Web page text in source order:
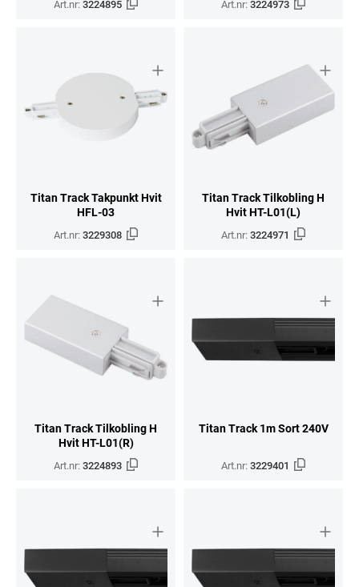
Art.nr:3224895 Art.nr:3224973
Titan Track Takpunkt Hvit
HFL-03
Art.nr:3229308
Titan Track Tilkobling H
Hvit HT-L01(L)
Art.nr:3224971
Titan Track Tilkobling H
Hvit HT-L01(R)
Art.nr:3224893
Titan Track 1m Sort 240V
Art.nr:3229401